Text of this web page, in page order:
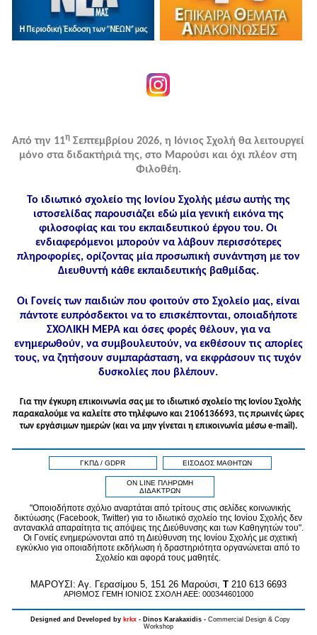
Από την 11η Σεπτεμβρίου 2026, η Ιόνιος Σχολή θα λειτουργεί
μόνο στα διδακτήριά της, στο Μαρούσι και όχι πλέον στη
Φιλοθέη.
Το ιδιωτικό σχολείο της Ιονίου Σχολής μέσω αυτής της
ιστοσελίδας παρουσιάζει εδώ μία γενική εικόνα της
φιλοσοφίας και του εκπαιδευτικού έργου του. Οι
ενδιαφερόμενοι μπορούν να λάβουν περισσότερες
πληροφορίες, ορίζοντας μία προσωπική συνάντηση με τον
Διευθυντή κάθε εκπαιδευτικής βαθμίδας.
Οι Γονείς των παιδιών που φοιτούν στο Σχολείο μας, είναι
πάντοτε ευπρόσδεκτοι να το επισκέπτονται, οποιαδήποτε
ΣΧΟΛΙΚΗ ΜΕΡΑ και όσες φορές θέλουν, για να
ενημερωθούν, να συμβουλευτούν, να εκθέσουν τις απορίες
τους, να ζητήσουν συμπαράσταση, να εκφράσουν τις τυχόν
δυσκολίες που βλέπουν.
Για την έγκυρη επικοινωνία σας με το ιδιωτικό σχολείο της Ιονίου Σχολής
παρακαλούμε να καλείτε στo τηλέφωνo και 2106136693, τις πρωινές ώρες
των εργάσιμων ημερών (και να μην γίνεται η επικοινωνία μέσω e-mail).
ΓΚΠΔ / GDPR ΕΙΣΟΔΟΣ ΜΑΘΗΤΩΝ
ON LINE ΠΛΗΡΩΜΗ
ΔΙΔΑΚΤΡΩΝ
"Οποιοδήποτε σχόλιο αναρτάται από τρίτους στις σελίδες κοινωνικής
δικτύωσης (Facebook, Twitter) για το ιδιωτικό σχολείο της Ιονίου Σχολής δεν
αντανακλά απαραίτητα τις απόψεις της Διεύθυνσης και των Καθηγητών του".
Οι Γονείς ενημερώνονται από τη Διεύθυνση της Ιονίου Σχολής με σχετική
εγκύκλιο για οποιαδήποτε εκδήλωση ή δραστηριότητα οργανώνεται από το
Σχολείο και αφορά τους μαθητές.
MAPOYΣΙ: Αγ. Γερασίμου 5, 151 26 Μαρούσι, T210 613 6693
ΑΡΙΘΜΟΣ ΓΕΜΗ ΙΟΝΙΟΣ ΣΧΟΛΗ ΑΕΕ: 000344601000
Designed and Developed by krkx- Dinos Karakaxidis - Commercial Design & Copy
Workshop